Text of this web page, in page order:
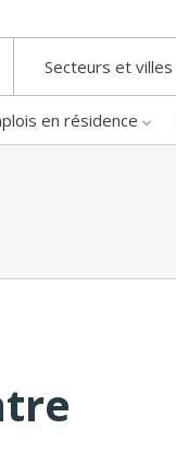
Secteurs et villes
en résidence